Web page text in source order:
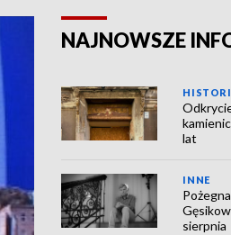
NAJNOWSZE
lat
INNE
sierpnia